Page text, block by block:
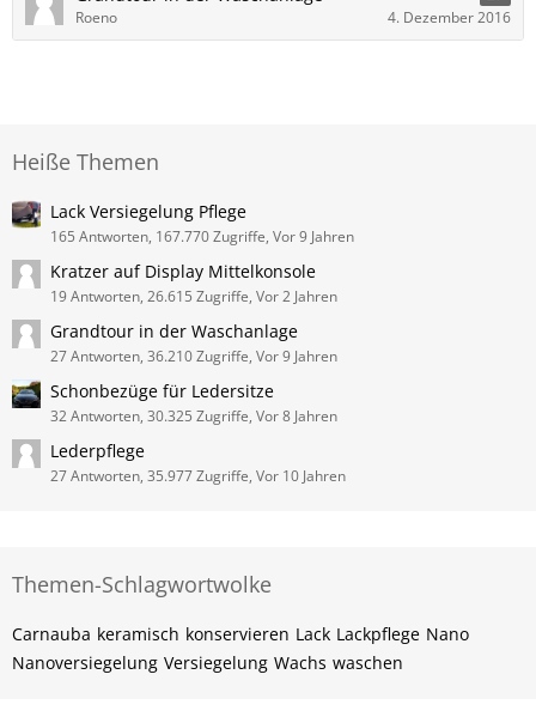
Roeno
4. Dezember 2016
Heiße Themen
Lack Versiegelung Pflege
165 Antworten, 167.770 Zugriffe, Vor 9 Jahren
Kratzer auf Display Mittelkonsole
19 Antworten, 26.615 Zugriffe, Vor 2 Jahren
Grandtour in der Waschanlage
27 Antworten, 36.210 Zugriffe, Vor 9 Jahren
Schonbezüge für Ledersitze
32 Antworten, 30.325 Zugriffe, Vor 8 Jahren
Lederpflege
27 Antworten, 35.977 Zugriffe, Vor 10 Jahren
Themen-Schlagwortwolke
Carnauba keramisch konservieren Lack Lackpflege Nano
Nanoversiegelung Versiegelung Wachs waschen